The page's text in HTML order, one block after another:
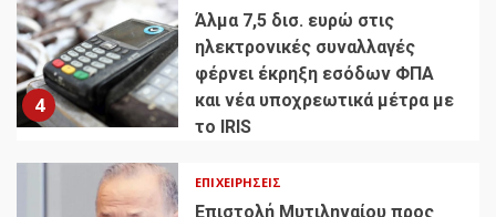
4
Άλμα 7,5 δισ. ευρώ στις
ηλεκτρονικές συναλλαγές
φέρνει έκρηξη εσόδων ΦΠΑ
και νέα υποχρεωτικά μέτρα με
το IRIS
ΕΠΙΧΕΙΡΉΣΕΙΣ
Επιστολή Μυτιληναίου προς